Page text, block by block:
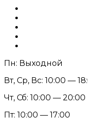
Пн: Выходной
Вт, Ср, Вс: 10:00 —
Чт, Сб: 10:00 — 20:00
Пт: 10:00 — 17:00